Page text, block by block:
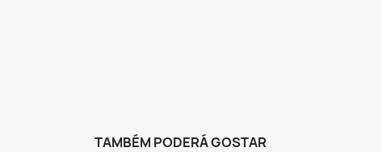
TAMBÉM PODERÁ GOSTAR